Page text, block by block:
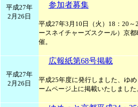
平成27年
2月26日
参加者募集
平成27年3月10日（火）18：20～
ースネイチャーズスクール）京
催。
平成27年
2月26日
広報紙第68号掲載
平成25年度に発行しました、ゆ
ームページ上に掲載いたしまし